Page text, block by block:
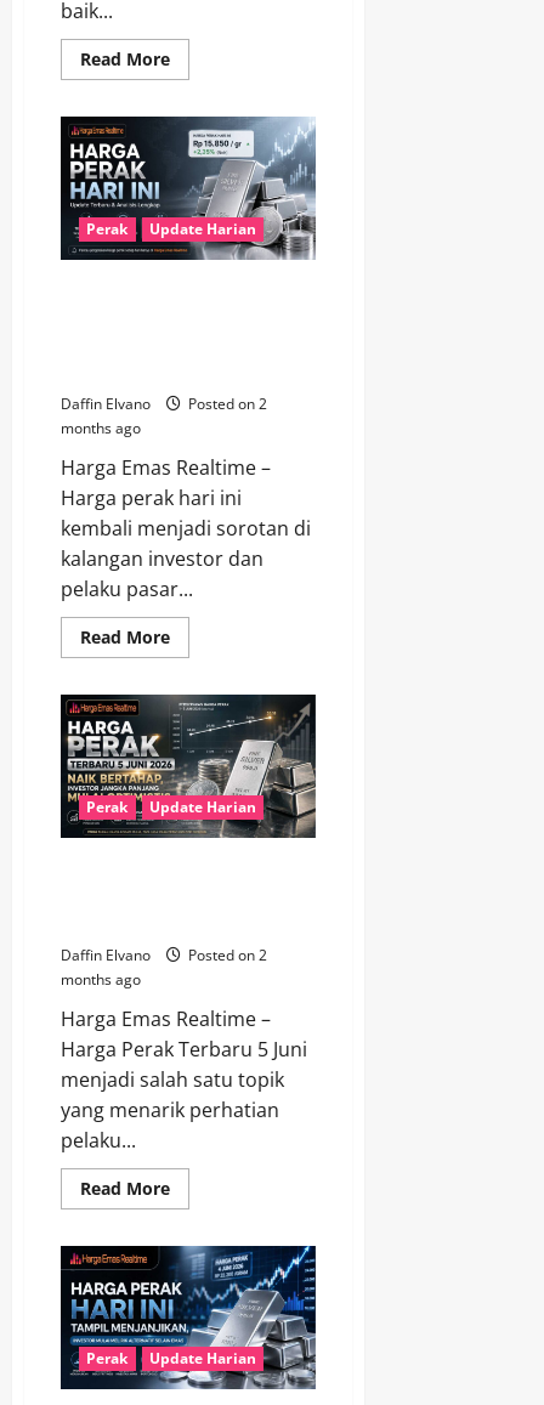
baik...
Read MoreRead
more
Hari
Ini
Tetap
Kuat,
Prospek
Jangka
Panjang
Cerah
Perak Update Harian
Daffin Elvano
Posted on 2
months ago
Harga Emas Realtime –
Harga perak hari ini
kembali menjadi sorotan di
kalangan investor dan
pelaku pasar...
Read MoreRead
more
Perak
Hari
Ini
Menunjukkan
Tren
Positif,
Investor
Mulai
Melirik
Perak Update Harian
Daffin Elvano
Posted on 2
months ago
Harga Emas Realtime –
Harga Perak Terbaru 5 Juni
menjadi salah satu topik
yang menarik perhatian
pelaku...
Read MoreRead
more
Perak
Terbaru
5
Juni
2026
Naik
Bertahap,
Investor
Jangka
Perak Update Harian